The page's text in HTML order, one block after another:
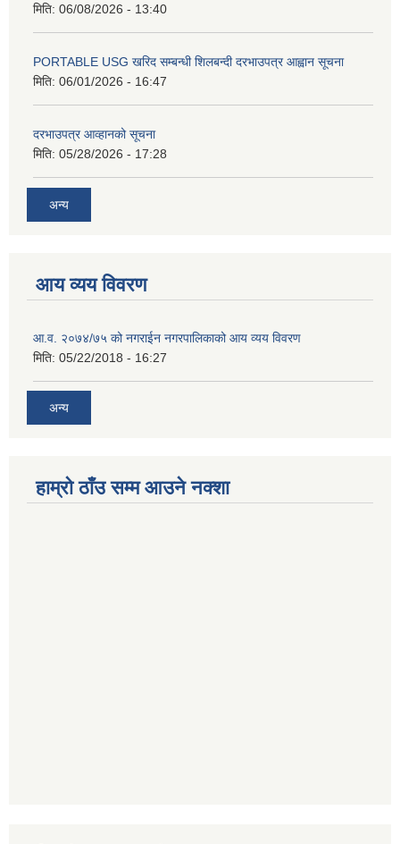
मिति: 06/08/2026 - 13:40
PORTABLE USG खरिद सम्बन्धी शिलबन्दी दरभाउपत्र आह्वान सूचना
मिति: 06/01/2026 - 16:47
दरभाउपत्र आव्हानको सूचना
मिति: 05/28/2026 - 17:28
अन्य
आय व्यय विवरण
आ.व. २०७४/७५ को नगराईन नगरपालिकाको आय व्यय विवरण
मिति: 05/22/2018 - 16:27
अन्य
हाम्रो ठाँउ सम्म आउने नक्शा